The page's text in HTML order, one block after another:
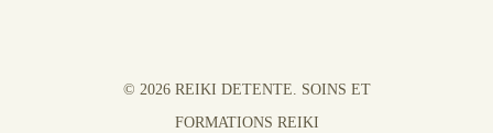
© 2026 REIKI DETENTE. SOINS ET
FORMATIONS REIKI